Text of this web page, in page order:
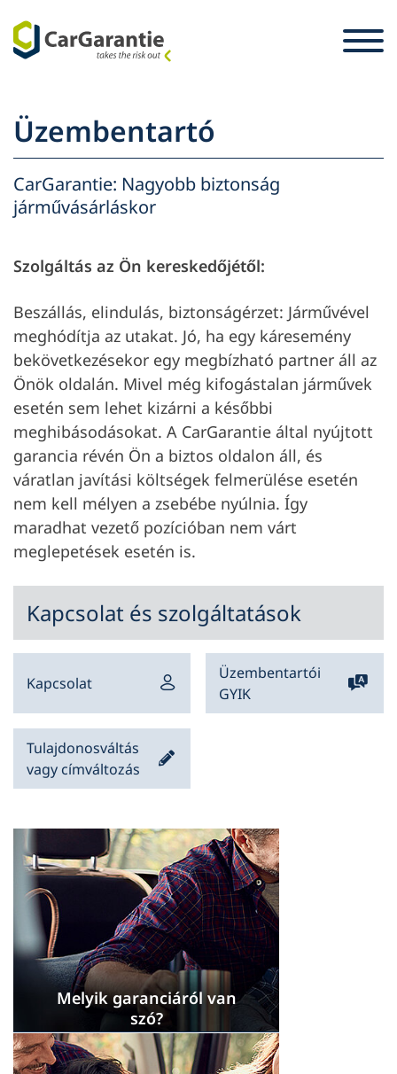
Partner
Üzembentartó
Partner
A vállalat
Üzembentartó
CarGarantie: Nagyobb biztonság
járművásárláskor
Szolgáltás az Ön kereskedőjétől:
Beszállás, elindulás, biztonságérzet: Járművével
meghódítja az utakat. Jó, ha egy káresemény
bekövetkezésekor egy megbízható partner áll az
Önök oldalán. Mivel még kifogástalan járművek
esetén sem lehet kizárni a későbbi
meghibásodásokat. A CarGarantie által nyújtott
garancia révén Ön a biztos oldalon áll, és
váratlan javítási költségek felmerülése esetén
nem kell mélyen a zsebébe nyúlnia. Így
maradhat vezető pozícióban nem várt
meglepetések esetén is.
Kapcsolat és szolgáltatások
Kapcsolat
Üzembentartói
GYIK
Tulajdonosváltás
vagy címváltozás
Melyik garanciáról van
szó?